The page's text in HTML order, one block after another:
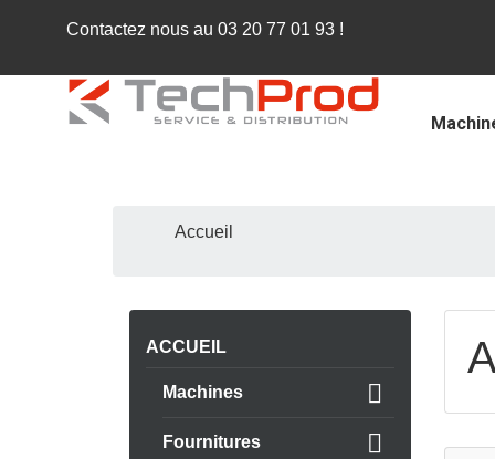
Contactez nous au 03 20 77 01 93 !
Accueil
ACCUEIL
Machines 
Fournitures 